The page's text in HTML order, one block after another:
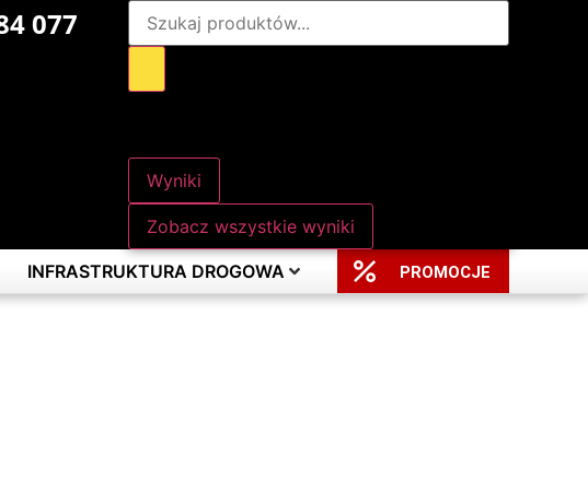
077
Wyniki
Zobacz wszystkie wyniki
INFRASTRUKTURA DROGOWA PROMOCJE